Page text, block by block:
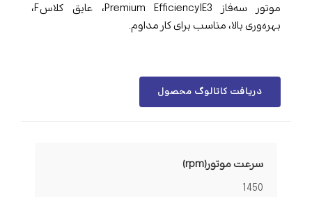
موتور سه‌فاز Premium Efficiency IE3، عایق کلاس F،
بهره‌وری بالا، مناسب برای کار مداوم.
دریافت کاتالوگ محصول
سرعت موتور(rpm)
1450